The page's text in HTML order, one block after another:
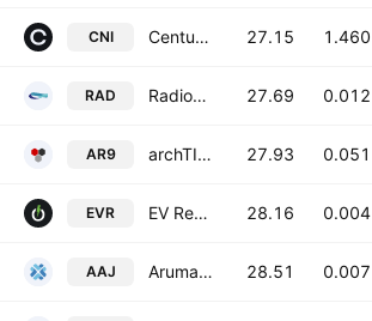
CNI Centuria Capital Group 27.15 1.460
RAD Radiopharm Theranostics Limited 27.69 0.012
AR9 archTIS Ltd. 27.93 0.051
EVR EV Resources Limited 28.16 0.004
AAJ Aruma Resources Limited 28.51 0.007